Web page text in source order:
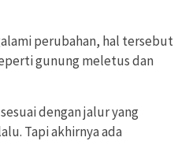
perubahan, hal tersebut
gunung meletus dan
dengan jalur yang
Tapi akhirnya ada